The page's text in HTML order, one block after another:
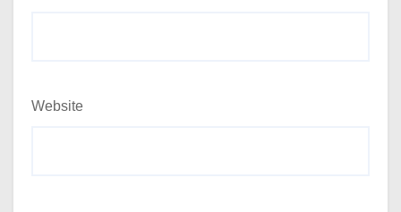
Website